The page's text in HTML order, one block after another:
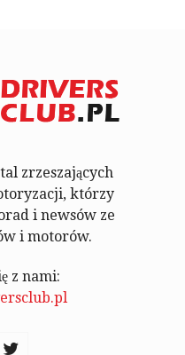
zrzeszających
którzy
i newsów ze
i motorów.
z nami: